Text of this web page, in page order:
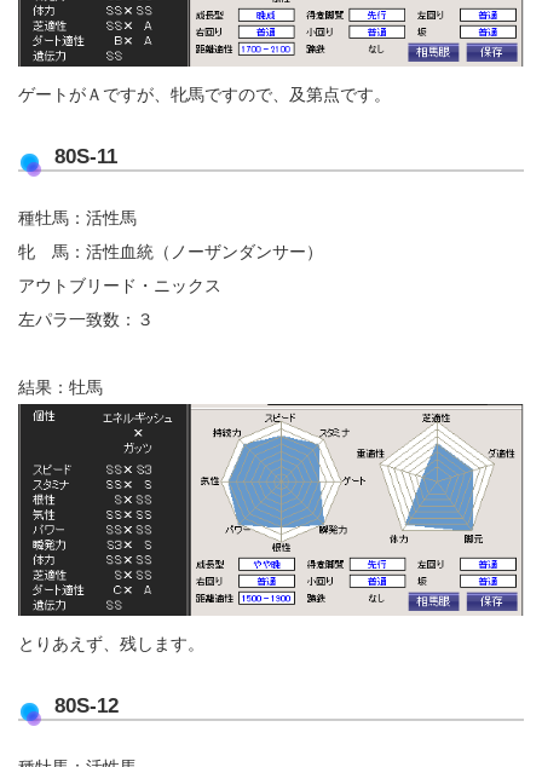
ゲートがＡですが、牝馬ですので、及第点です。
80S-11
種牡馬：活性馬
牝 馬：活性血統（ノーザンダンサー）
アウトブリード・ニックス
左パラ一致数：３
結果：牡馬
とりあえず、残します。
80S-12